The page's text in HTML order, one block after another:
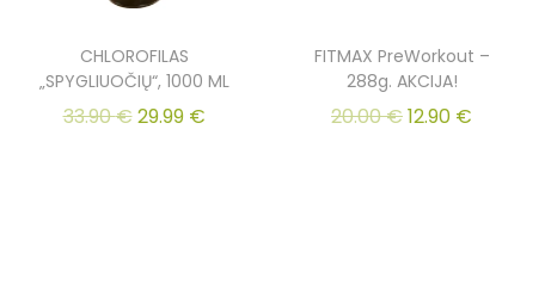
CHLOROFILAS
„SPYGLIUOČIŲ“, 1000 ML
33.90€29.99 €
FITMAX PreWorkout –
288g. AKCIJA!
20.00€12.90 €